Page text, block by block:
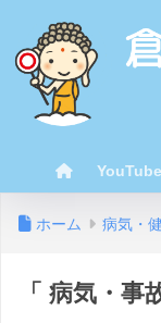
YouTube
ホーム 病気・
「 病気・